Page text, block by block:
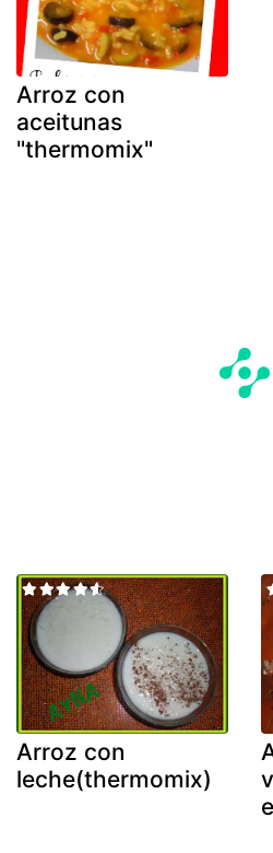
Arroz con
aceitunas
"thermomix"
Arroz con
leche(thermomix)